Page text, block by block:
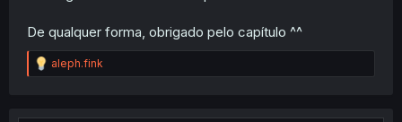
De qualquer forma, obrigado pelo capítulo ^^
R
e
aleph.fink